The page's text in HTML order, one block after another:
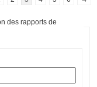
des rapports de